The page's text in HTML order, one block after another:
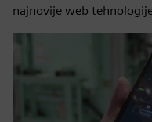
najnovije web